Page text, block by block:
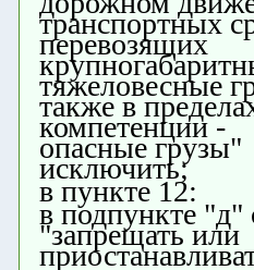
транспортных
перевозящих
тяжеловесные
также в
компетенции -
опасные грузы"
исключить;
в пункте 12:
в подпункте "д"
"запрещать или